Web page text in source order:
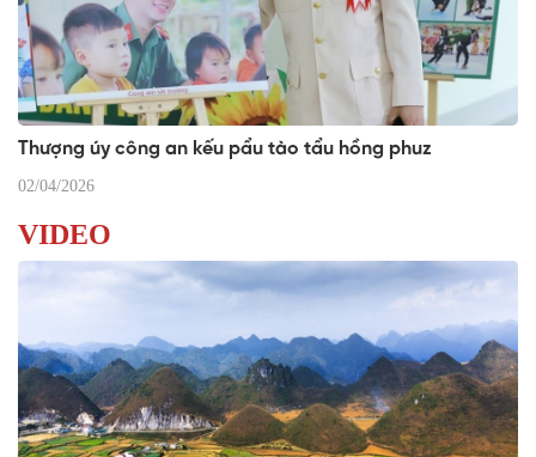
Thượng úy công an kếu pẩu tào tẩu hồng phuz
02/04/2026
VIDEO